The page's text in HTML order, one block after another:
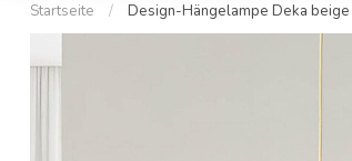
Startseite / Design-Hängelampe Deka